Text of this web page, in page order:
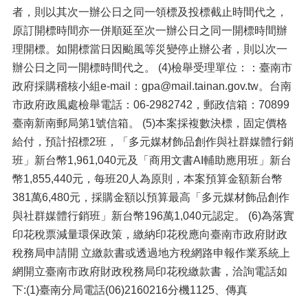
者，則以其次一辦公日之同一領標及投標截止時間代之，
原訂開標時間亦一併順延至次一辦公日之同一開標時間辦
理開標。如開標當日因颱風等災變停止辦公者，則以次一
辦公日之同一開標時間代之。 (4)檢舉受理單位：：臺南市
政府採購稽核小組e-mail：gpa@mail.tainan.gov.tw。台南
市政府政風處檢舉電話：06-2982742，郵政信箱：70899
臺南新南郵局第1號信箱。 (5)本案採複數決標，固定價格
給付，預計招標2班，「多元媒材飾品創作與社群媒體行銷
班」新台幣1,961,040元及「商用文書AI輔助應用班」新台
幣1,855,440元，每班20人為原則，本案預算金額新台幣
381萬6,480元，採購金額以預算最高「多元媒材飾品創作
與社群媒體行銷班」新台幣196萬1,040元認定。 (6)為落實
印花稅票減量環保政策，繳納印花稅應向臺南市政府財政
稅務局申請開 立繳款書或透過地方稅網路申報作業系統上
網開立臺南市政府財政稅務局印花稅繳款書，洽詢電話如
下:(1)臺南分局電話(06)2160216分機1125、傳真